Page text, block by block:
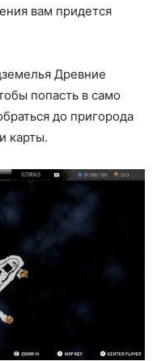
вам придется
Древние
попасть в само
до пригорода
карты.